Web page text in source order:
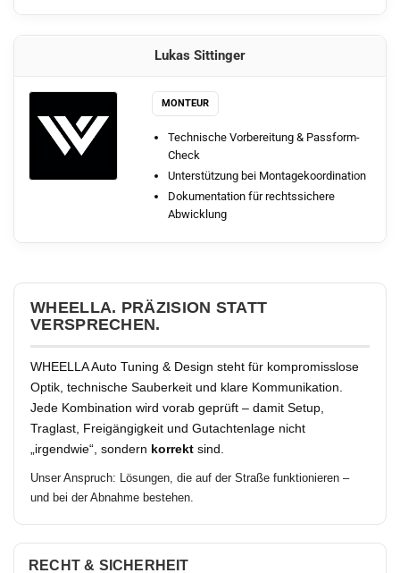
Lukas Sittinger
MONTEUR
Technische Vorbereitung & Passform-
Check
Unterstützung bei Montagekoordination
Dokumentation für rechtssichere
Abwicklung
WHEELLA. PRÄZISION STATT
VERSPRECHEN.
WHEELLA Auto Tuning & Design steht für kompromisslose
Optik, technische Sauberkeit und klare Kommunikation.
Jede Kombination wird vorab geprüft – damit Setup,
Traglast, Freigängigkeit und Gutachtenlage nicht
„irgendwie“, sondern korrekt sind.
Unser Anspruch: Lösungen, die auf der Straße funktionieren –
und bei der Abnahme bestehen.
RECHT & SICHERHEIT